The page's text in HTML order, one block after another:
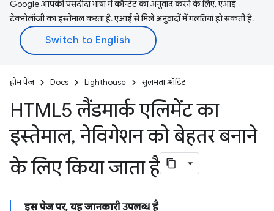
Google आपकी पसंदीदा भाषा में कॉन्टेंट का अनुवाद करने के लिए, एआई
टेक्नोलॉजी का इस्तेमाल करता है. एआई से मिले अनुवादों में गलतियां हो सकती हैं.
होम पेज Docs Lighthouse सुलभता ऑडिट
HTML5 लैंडमार्क एलिमेंट का
इस्तेमाल, नेविगेशन को बेहतर बनाने
के लिए किया जाता है
इस पेज पर, यह जानकारी उपलब्ध है